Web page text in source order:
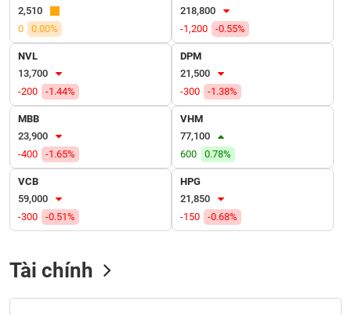
2,510
0
0.00%
218,800
-1,200
-0.55%
NVL
13,700
-200
-1.44%
DPM
21,500
-300
-1.38%
MBB
23,900
-400
-1.65%
VHM
77,100
600
0.78%
VCB
59,000
-300
-0.51%
HPG
21,850
-150
-0.68%
Tài chính
CÔNG
THÔNG
TIN
DỊCH
VỤ
TRUYỀN
THÔNG